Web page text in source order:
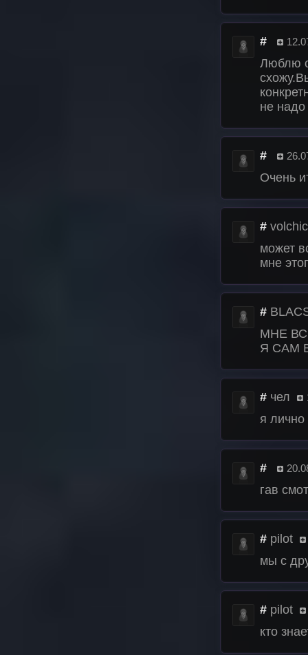
#
Люблю
не
#
Очень
#
может
мне
#
МНЕ
Я САМ
# чел
я
#
гав
# pilot
мы с
# pilot
кто